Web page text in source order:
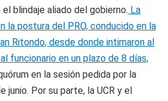
blindaje aliado del gobierno. La
la postura del PRO, conducido en la
Ritondo, desde donde intimaron al
funcionario en un plazo de 8 días,
en la sesión pedida por la
junio. Por su parte, la UCR y el